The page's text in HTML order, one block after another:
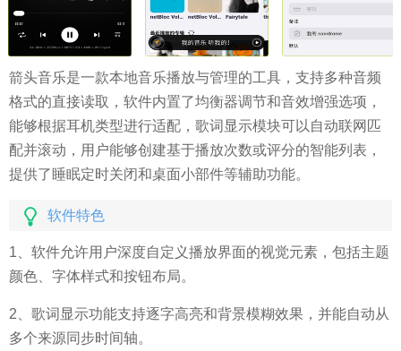
箭头音乐是一款本地音乐播放与管理的工具，支持多种音频
格式的直接读取，软件内置了均衡器调节和音效增强选项，
能够根据耳机类型进行适配，歌词显示模块可以自动联网匹
配并滚动，用户能够创建基于播放次数或评分的智能列表，
提供了睡眠定时关闭和桌面小部件等辅助功能。
软件特色
1、软件允许用户深度自定义播放界面的视觉元素，包括主题
颜色、字体样式和按钮布局。
2、歌词显示功能支持逐字高亮和背景模糊效果，并能自动从
多个来源同步时间轴。